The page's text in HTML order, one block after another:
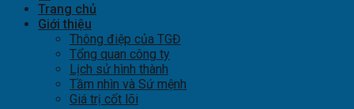
Trang chủ
Giới thiệu
Thông điệp của TGĐ
Tổng quan công ty
Lịch sử hình thành
Tầm nhìn và Sứ mệnh
Giá trị cốt lõi